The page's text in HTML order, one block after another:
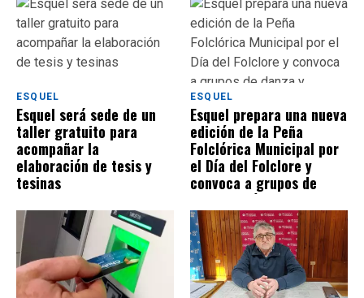
ESQUEL
Esquel será sede de un
taller gratuito para
acompañar la
elaboración de tesis y
tesinas
ESQUEL
Esquel prepara una nueva
edición de la Peña
Folclórica Municipal por
el Día del Folclore y
convoca a grupos de
danza y músicos